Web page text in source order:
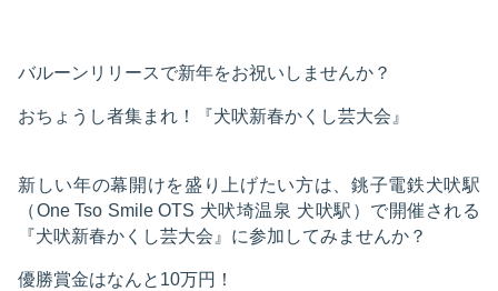
バルーンリリースで新年をお祝いしませんか？
おちょうし者集まれ！『犬吠新春かくし芸大会』
新しい年の幕開けを盛り上げたい方は、銚子電鉄犬吠駅
（One Tso Smile OTS 犬吠埼温泉 犬吠駅）で開催される
『犬吠新春かくし芸大会』に参加してみませんか？
優勝賞金はなんと10万円！